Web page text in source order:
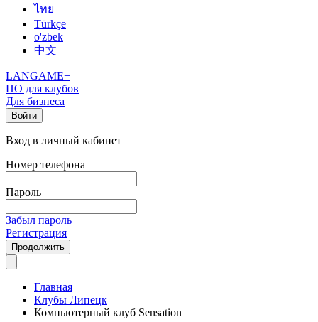
ไทย
Türkçe
o'zbek
中文
LANGAME+
ПО для клубов
Для бизнеса
Войти
Вход в личный кабинет
Номер телефона
Пароль
Забыл пароль
Регистрация
Продолжить
Главная
Клубы Липецк
Компьютерный клуб Sensation